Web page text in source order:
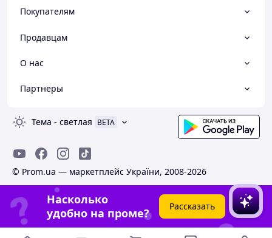
Покупателям
Продавцам
О нас
Партнеры
Тема - светлая BETA
© Prom.ua — маркетплейс України, 2008-2026
Насколько
удобно на проме?
Рассказать